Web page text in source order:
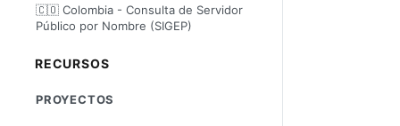
🇨🇴 Colombia - Consulta de Servidor
Público por Nombre (SIGEP)
RECURSOS
PROYECTOS